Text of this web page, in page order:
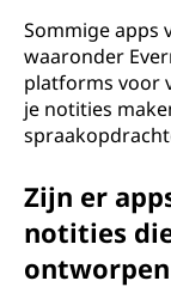
Sommige apps
waaronder
platforms voor
je notities
Zijn er
notities